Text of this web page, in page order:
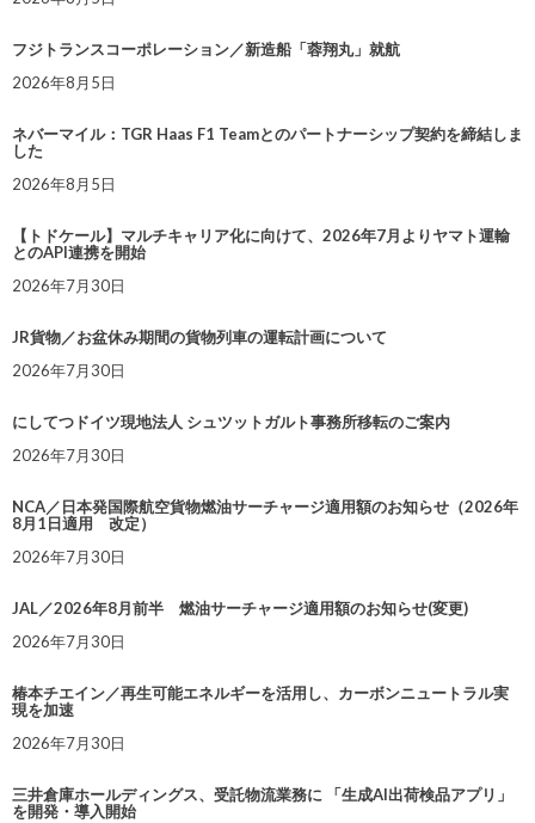
フジトランスコーポレーション／新造船「蓉翔丸」就航
2026年8月5日
ネバーマイル：TGR Haas F1 Teamとのパートナーシップ契約を締結しま
した
2026年8月5日
【トドケール】マルチキャリア化に向けて、2026年7月よりヤマト運輸
とのAPI連携を開始
2026年7月30日
JR貨物／お盆休み期間の貨物列車の運転計画について
2026年7月30日
にしてつドイツ現地法人 シュツットガルト事務所移転のご案内
2026年7月30日
NCA／日本発国際航空貨物燃油サーチャージ適用額のお知らせ（2026年
8月1日適用 改定）
2026年7月30日
JAL／2026年8月前半 燃油サーチャージ適用額のお知らせ(変更)
2026年7月30日
椿本チエイン／再生可能エネルギーを活用し、カーボンニュートラル実
現を加速
2026年7月30日
三井倉庫ホールディングス、受託物流業務に 「生成AI出荷検品アプリ」
を開発・導入開始